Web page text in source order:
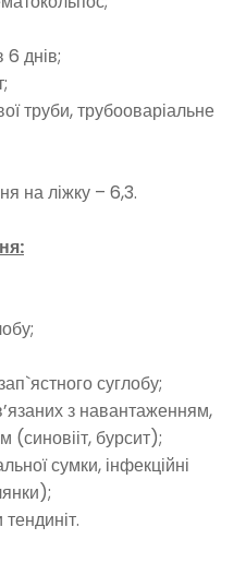
6 днів;
труби, трубооваріальне
на ліжку – 6,3.
суглобу;
з навантаженням,
(синовііт, бурсит);
сумки, інфекційні
тендиніт.